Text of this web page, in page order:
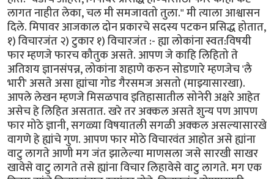
लागत नाहीत लेका, चल मी समजावतो तुला." मी त्याला आश्वासन
दिले. मिपावर आजकाल दोन प्रकारचे सदस्य पटकन प्रसिद्ध होतात,
१) विचारजंत २) टुकार १) विचारजंत :- ह्या लोकांना स्वत:विषयी
फार म्हणजे फारच कौतुक असते. आपण जे काहि लिहितो ते
अतिशय ज्ञानसंपन्न, लोकांना शहाणे करुन सोडणारे म्हणजेच 'लै
भारी' असते असा ह्यांचा गोड गैरसमज असतो (माझ्यासारखा).
आपले लेखन म्हणजे मिसळपाव इतिहासातील सोनेरी अक्षरे आहेत
असेच हे लिहित असतात. खरे तर अक्कल असते शुन्य पण आपण
फार मोठे ज्ञानी, सगळ्या विषयातली सगळी अक्कल असल्यासारखे
वागणे हे ह्यांचे गुण. आपण फार मोठे विचारवंत आहोत असे ह्यांना
वाटु लागते आणी मग जंत झालेल्या माणसला जसे सारखी साखर
खावेसे वाटु लागते तसे ह्यांना विचार लिहावेसे वाटु लागते. मग एक